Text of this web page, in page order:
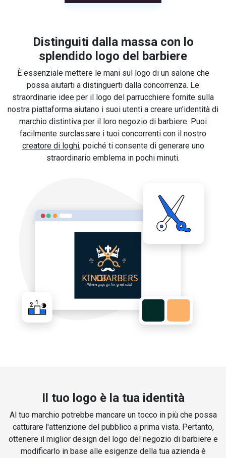
Distinguiti dalla massa con lo
splendido logo del barbiere
È essenziale mettere le mani sul logo di un salone che
possa aiutarti a distinguerti dalla concorrenza. Le
straordinarie idee per il logo del parrucchiere fornite sulla
nostra piattaforma aiutano i suoi utenti a creare un'identità di
marchio distintiva per il loro negozio di barbiere. Puoi
facilmente surclassare i tuoi concorrenti con il nostro
creatore di loghi, poiché ti consente di generare uno
straordinario emblema in pochi minuti.
Il tuo logo è la tua identità
Al tuo marchio potrebbe mancare un tocco in più che possa
catturare l'attenzione del pubblico a prima vista. Pertanto,
ottenere il miglior design del logo del negozio di barbiere e
modificarlo in base alle esigenze della tua azienda è